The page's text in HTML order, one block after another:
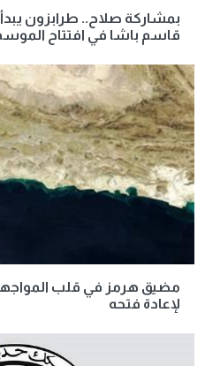
بمشاركة صلاح.. طرابزون يبدأ
قاسم باشا في افتتاح
لإعادة فتحه